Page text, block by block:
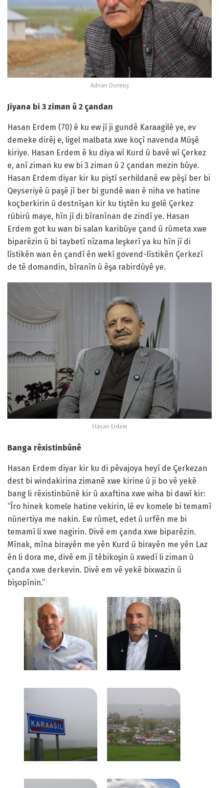
Adnan Durmuş
Jiyana bi 3 ziman û 2 çandan
Hasan Erdem (70) ê ku ew jî ji gundê Karaagilê ye, ev
demeke dirêj e, ligel malbata xwe koçî navenda Mûşê
kiriye. Hasan Erdem ê ku diya wî Kurd û bavê wî Çerkez
e, anî ziman ku ew bi 3 ziman û 2 çandan mezin bûye.
Hasan Erdem diyar kir ku piştî serhildanê ew pêşî ber bi
Qeyseriyê û paşê jî ber bi gundê wan ê niha ve hatine
koçberkirin û destnîşan kir ku tiştên ku gelê Çerkez
rûbirû maye, hîn jî di bîranînan de zindî ye. Hasan
Erdem got ku wan bi salan karibûye çand û rûmeta xwe
biparêzin û bi taybetî nîzama leşkerî ya ku hîn jî di
lîstikên wan ên çandî ên wekî govend-lîstikên Çerkezî
de tê domandin, bîranîn û êşa rabirdûyê ye.
Hasan Erdem
Banga rêxistinbûnê
Hasan Erdem diyar kir ku di pêvajoya heyî de Çerkezan
dest bi windakirina zimanê xwe kirine û ji bo vê yekê
bang li rêxistinbûnê kir û axaftina xwe wiha bi dawî kir:
“Îro hinek komele hatine vekirin, lê ev komele bi temamî
nûnertiya me nakin. Ew rûmet, edet û urfên me bi
temamî li xwe nagirin. Divê em çanda xwe biparêzin.
Mînak, mîna birayên me yên Kurd û birayên me yên Laz
ên li dora me, divê em jî têbikoşin û xwedî li ziman û
çanda xwe derkevin. Divê em vê yekê bixwazin û
bişopînin.”